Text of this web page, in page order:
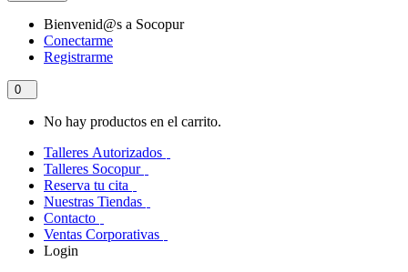
Bienvenid@s a Socopur
Conectarme
Registrarme
0
No hay productos en el carrito.
Talleres Autorizados
Talleres Socopur
Reserva tu cita
Nuestras Tiendas
Contacto
Ventas Corporativas
Login